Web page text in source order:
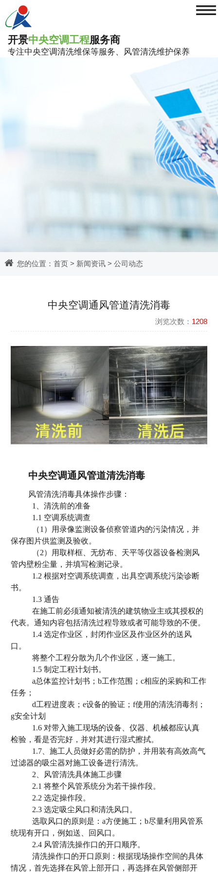
开景中央空调工程服务商
专注中央空调清洗维保等服务、风管清洗维护保养
≡
您的位置： 首页> 新闻资讯 > 公司动态
中央空调通风管道清洗消毒
浏览次数： 1208
中央空调通风管道清洗消毒
风管清洗消毒具体操作步骤：
1、清洗前的准备
1.1 空调系统调查
（1）用录像监测设备侦察管道内的污染情况，并
保存图片供监测及验收。
（2）用取样框、无纺布、天平等仪器设备检测风
管内壁粉尘量，并填写检测记录。
1.2 根据对空调系统调查，出具空调系统污染诊断
书。
1.3 通告
在施工前必须通知被清洗的建筑物业主或其授权的
代表。通知内容包括清洗过程导致或者可能导致的不便。
1.4 选定作业区，封闭作业区及作业区外的送风
口。
将整个工程分散为几个作业区，逐一施工。
1.5 制定工程计划书。
a总体监控计划书；b工作范围；c相应的采购和工作
任务；
d工程进度表；e设备的验证；f使用的清洗消毒剂；
g安全计划
1.6 对带入施工现场的设备、仪器、机械都应认真
检验，看是否完好，并对其进行湿式擦拭。
1.7、施工人员做好必需的防护，并用装有高效高气
过滤器的吸尘器对施工设备进行清洗。
2、风管清洗具体施工步骤
2.1 将整个风管系统分为若干操作段。
2.2 选定操作段。
2.3 选定吸尘风口和清洗风口。
选取风口的原则是：a方便施工；b尽量利用风管系
统现有开口，例如送、回风口。
2.4 风管清洗操作口的开口顺序。
清洗操作口的开口原则：根据现场操作空间的具体
情况，首先选择在风管上部开口，再选择在风管侧部开